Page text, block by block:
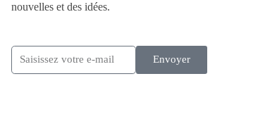
nouvelles et des idées.
Envoyer